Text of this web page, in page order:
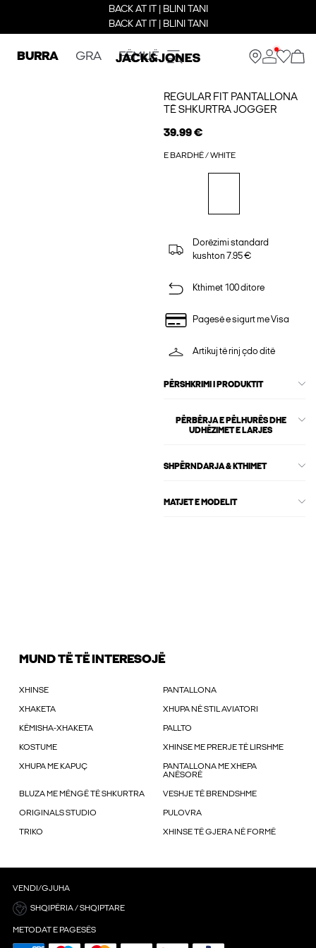
BACK AT IT | BLINI TANI
BACK AT IT | BLINI TANI
BURRA GRA FËMIJË
REGULAR FIT PANTALLONA
TË SHKURTRA JOGGER
39.99 €
E BARDHË / WHITE
Dorëzimi standard
kushton 7.95 €
Kthimet 100 ditore
Pagesë e sigurt me Visa
Artikuj të rinj çdo ditë
PËRSHKRIMI I PRODUKTIT
PËRBËRJA E PËLHURËS DHE
UDHËZIMET E LARJES
SHPËRNDARJA & KTHIMET
MATJET E MODELIT
MUND TË TË INTERESOJË
XHINSE PANTALLONA
XHAKETA XHUPA NË STIL AVIATORI
KËMISHA-XHAKETA PALLTO
KOSTUME XHINSE ME PRERJE TË LIRSHME
XHUPA ME KAPUÇ
PANTALLONA ME XHEPA
ANËSORË
BLUZA ME MËNGË TË SHKURTRA VESHJE TË BRENDSHME
ORIGINALS STUDIO PULOVRA
TRIKO XHINSE TË GJERA NË FORMË
VENDI/GJUHA
SHQIPËRIA / SHQIPTARE
METODAT E PAGESËS